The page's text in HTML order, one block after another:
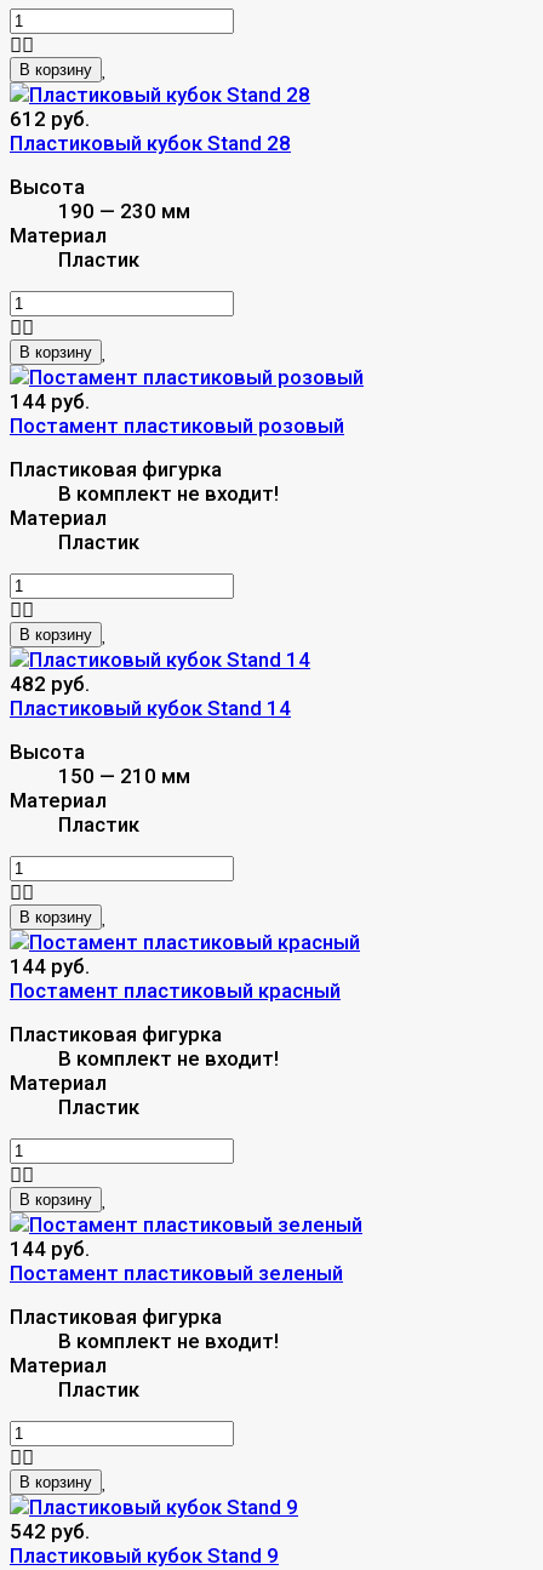
В корзину
612 руб.
Пластиковый кубок Stand 28
Высота
190 — 230 мм
Материал
Пластик
В корзину
144 руб.
Постамент пластиковый розовый
Пластиковая фигурка
В комплект не входит!
Материал
Пластик
В корзину
482 руб.
Пластиковый кубок Stand 14
Высота
150 — 210 мм
Материал
Пластик
В корзину
144 руб.
Постамент пластиковый красный
Пластиковая фигурка
В комплект не входит!
Материал
Пластик
В корзину
144 руб.
Постамент пластиковый зеленый
Пластиковая фигурка
В комплект не входит!
Материал
Пластик
В корзину
542 руб.
Пластиковый кубок Stand 9